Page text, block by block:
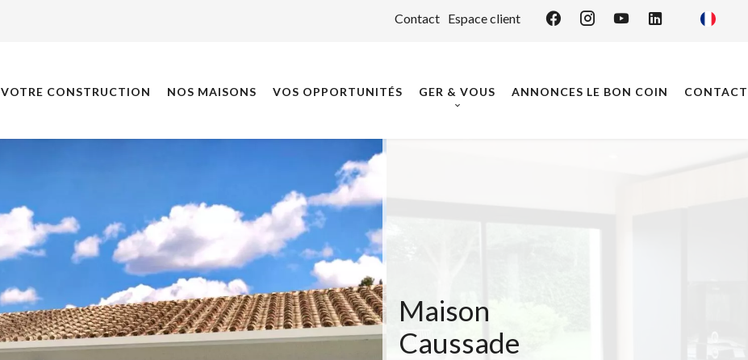
Contact Espace client
VOTRE CONSTRUCTION NOS MAISONS VOS OPPORTUNITÉS GER & VOUS ANNONCES LE BON COIN CONTACT
Maison
Caussade